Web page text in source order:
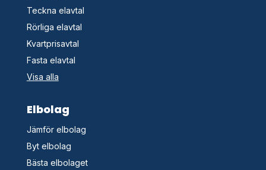
Teckna elavtal
Rörliga elavtal
Kvartprisavtal
Fasta elavtal
Visa alla
Elbolag
Jämför elbolag
Byt elbolag
Bästa elbolaget